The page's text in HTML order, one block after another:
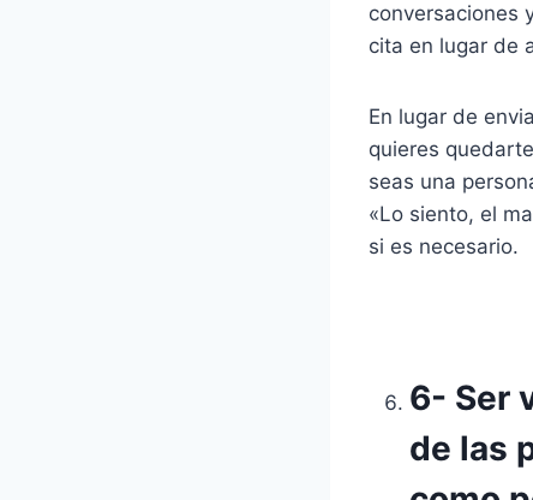
conversaciones
cita en lugar de
En lugar de
quieres
seas una
«Lo siento, el
si es necesario.
6- Ser
de las